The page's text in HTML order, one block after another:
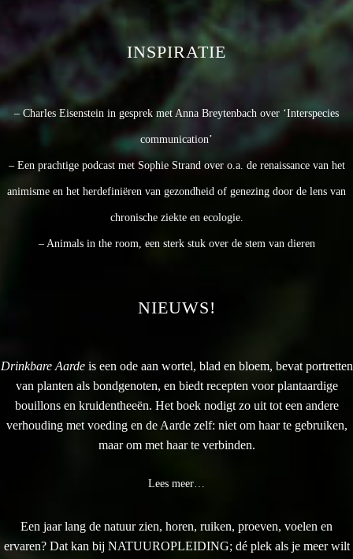
INSPIRATIE
– Charles Eisenstein in gesprek met Anna Breytenbach over ‘Interspecies
communication’
– Een prachtige podcast met Sophie Strand over o.a. de renaissance van het
animisme en het herdefiniëren van gezondheid of genezing door de lens van
chronische ziekte en ecologie.
– Animals in the room, een sterk stuk over de stem van dieren
NIEUWS!
Drinkbare Aarde is een ode aan wortel, blad en bloem, bevat portretten
van planten als bondgenoten, en biedt recepten voor plantaardige
bouillons en kruidentheeën. Het boek nodigt zo uit tot een andere
verhouding met voeding en de Aarde zelf: niet om haar te gebruiken,
maar om met haar te verbinden.
Lees meer…
Een jaar lang de natuur zien, horen, ruiken, proeven, voelen en
ervaren? Dat kan bij NATUUROPLEIDING; dé plek als je meer wilt